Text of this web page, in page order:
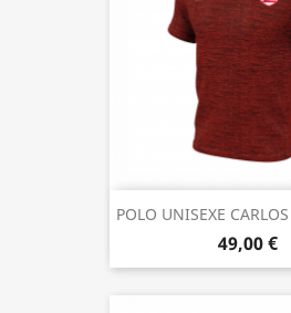
POLO UNISEXE
49,00 €